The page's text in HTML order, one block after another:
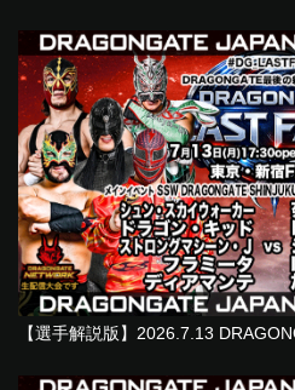
【選手解説版】2026.7.13